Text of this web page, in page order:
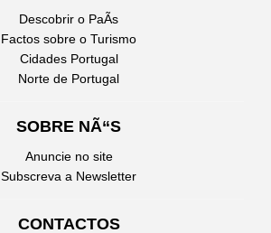
Descobrir o PaÃ­s
Factos sobre o Turismo
Cidades Portugal
Norte de Portugal
SOBRE NÃ“S
Anuncie no site
Subscreva a Newsletter
CONTACTOS